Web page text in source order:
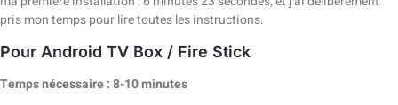
pris mon temps pour lire toutes les instructions.
Pour Android TV Box / Fire Stick
Temps nécessaire : 8-10 minutes